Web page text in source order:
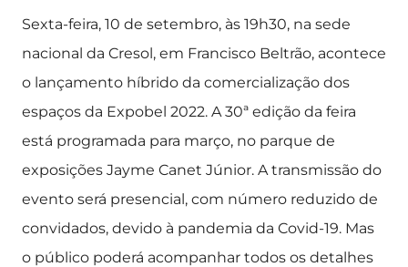
Sexta-feira, 10 de setembro, às 19h30, na sede
nacional da Cresol, em Francisco Beltrão, acontece
o lançamento híbrido da comercialização dos
espaços da Expobel 2022. A 30ª edição da feira
está programada para março, no parque de
exposições Jayme Canet Júnior. A transmissão do
evento será presencial, com número reduzido de
convidados, devido à pandemia da Covid-19. Mas
o público poderá acompanhar todos os detalhes